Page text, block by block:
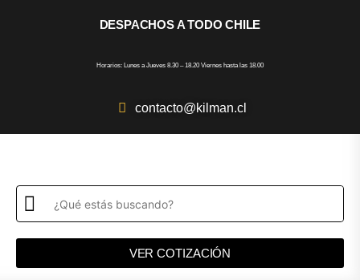
DESPACHOS A TODO CHILE
Horarios: Lunes a Jueves 8.30 – 18.20 Viernes hasta las 18.00
contacto@kilman.cl
VER COTIZACIÓN